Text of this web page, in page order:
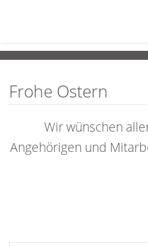
Frohe Ostern
Wir wünschen
Angehörigen und